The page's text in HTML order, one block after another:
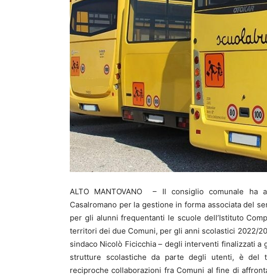
ALTO MANTOVANO – Il consiglio comunale ha
Casalromano per la gestione in forma associata del
per gli alunni frequentanti le scuole dell’Istituto
territori dei due Comuni, per gli anni scolastici 2022/
sindaco Nicolò Ficicchia – degli interventi finalizzati a
strutture scolastiche da parte degli utenti, è del
reciproche collaborazioni fra Comuni al fine di